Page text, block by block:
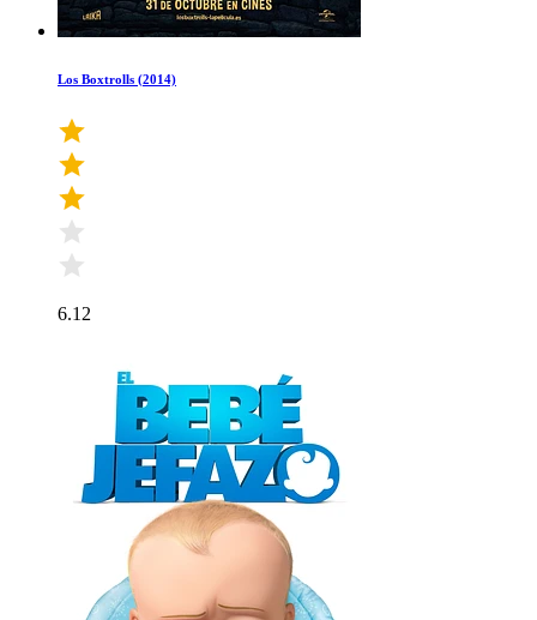
Los Boxtrolls (2014)
6.12